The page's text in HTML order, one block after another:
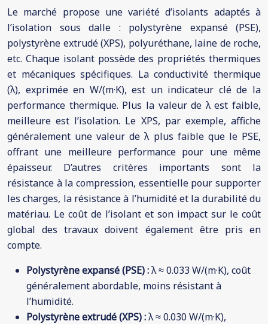
Le marché propose une variété d’isolants adaptés à
l’isolation sous dalle : polystyrène expansé (PSE),
polystyrène extrudé (XPS), polyuréthane, laine de roche,
etc. Chaque isolant possède des propriétés thermiques
et mécaniques spécifiques. La conductivité thermique
(λ), exprimée en W/(m·K), est un indicateur clé de la
performance thermique. Plus la valeur de λ est faible,
meilleure est l’isolation. Le XPS, par exemple, affiche
généralement une valeur de λ plus faible que le PSE,
offrant une meilleure performance pour une même
épaisseur. D’autres critères importants sont la
résistance à la compression, essentielle pour supporter
les charges, la résistance à l’humidité et la durabilité du
matériau. Le coût de l’isolant et son impact sur le coût
global des travaux doivent également être pris en
compte.
Polystyrène expansé (PSE) :λ ≈ 0.033 W/(m·K), coût
généralement abordable, moins résistant à
l’humidité.
Polystyrène extrudé (XPS) :λ ≈ 0.030 W/(m·K),